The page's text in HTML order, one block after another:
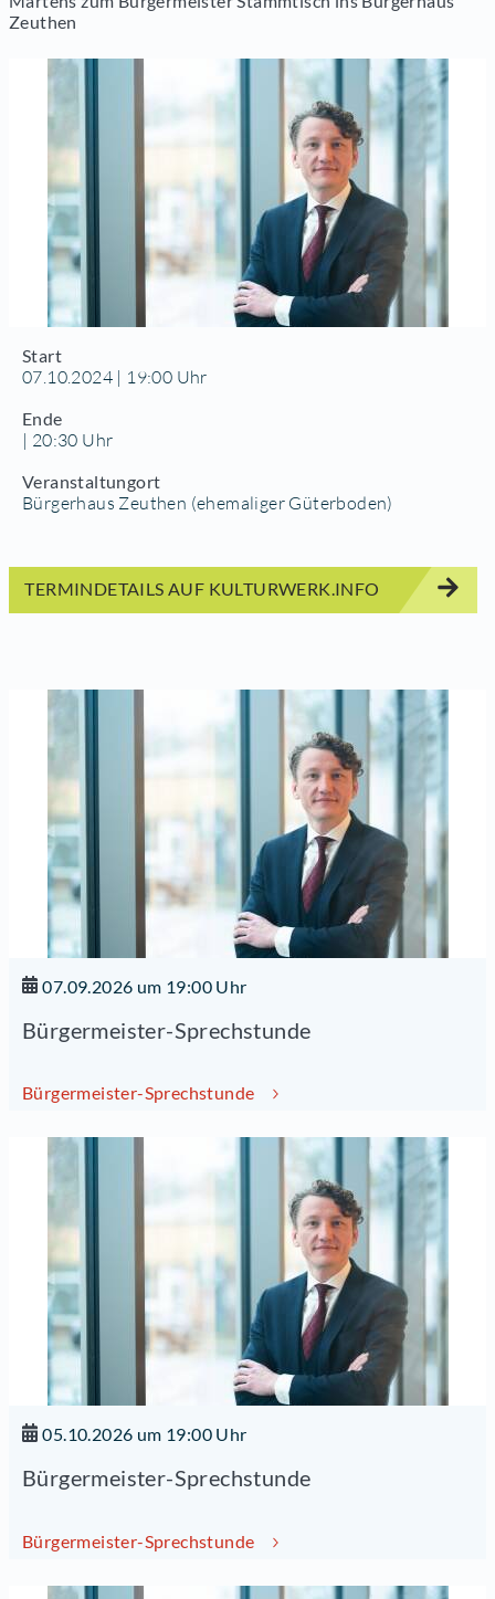
Zeuthen
Start
07.10.2024 | 19:00 Uhr
Ende
| 20:30 Uhr
Veranstaltungort
Bürgerhaus Zeuthen (ehemaliger Güterboden)
TERMINDETAILS AUF KULTURWERK.INFO
07.09.2026 um 19:00 Uhr
Bürgermeister-Sprechstunde
Bürgermeister-Sprechstunde
05.10.2026 um 19:00 Uhr
Bürgermeister-Sprechstunde
Bürgermeister-Sprechstunde